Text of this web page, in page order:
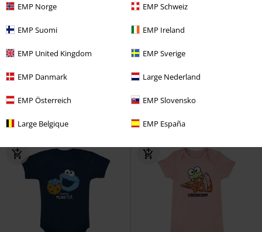
EMP Norge EMP Schweiz
EMP Suomi EMP Ireland
EMP United Kingdom EMP Sverige
EMP Danmark Large Nederland
EMP Österreich EMP Slovensko
Large Belgique EMP España
DMC Kč 499,00
Kč 409,00
Kids - Don't Wake The Dragon
Kč 549,00
Kids - The Pooper